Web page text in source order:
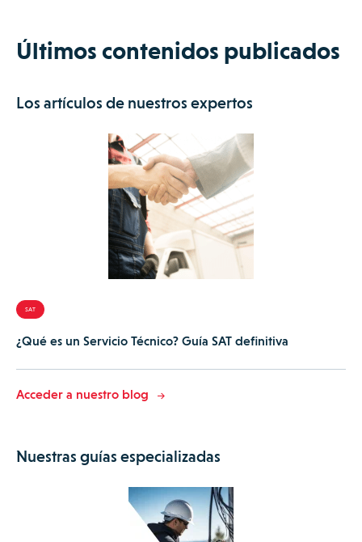
elevando la satisfacción del cliente, lo que se traduce en un
Últimos contenidos publicados
Los artículos de nuestros expertos
SAT
¿Qué es un Servicio Técnico? Guía SAT definitiva
Acceder a nuestro blog
Nuestras guías especializadas